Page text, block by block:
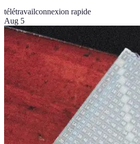
télétravailconnexion rapide
Aug 5